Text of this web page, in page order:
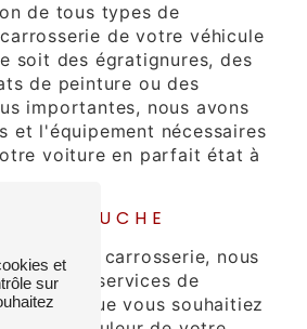
de tous types de
de votre véhicule
soit des égratignures, des
de peinture ou des
importantes, nous avons
et l'équipement nécessaires
voiture en parfait état à
RETOUCHE
de carrosserie, nous
des services de
Que vous souhaitiez
et
sur